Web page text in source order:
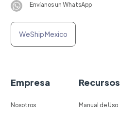
Envíanos un WhatsApp
WeShip Mexico
Empresa
Nosotros
Recursos
Manual de Uso